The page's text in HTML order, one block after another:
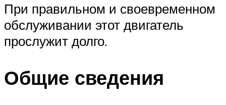
При правильном и своевременном
обслуживании этот двигатель
прослужит долго.
Общие сведения